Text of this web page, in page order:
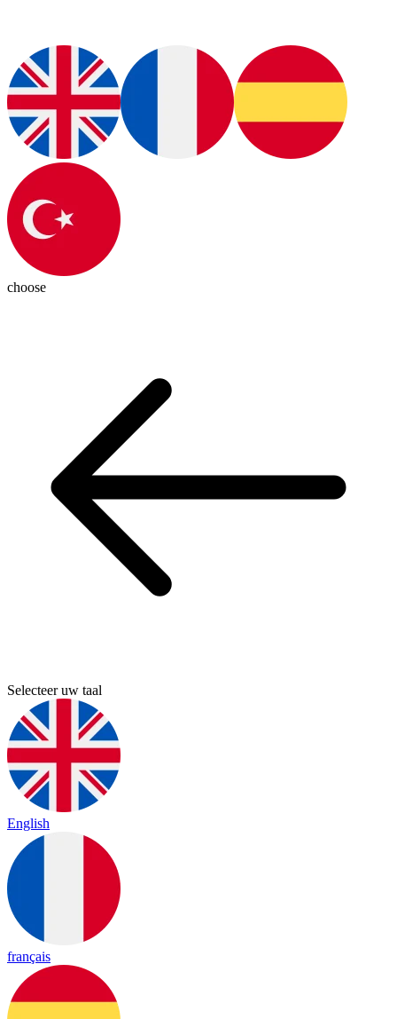
choose
Selecteer uw taal
English
français